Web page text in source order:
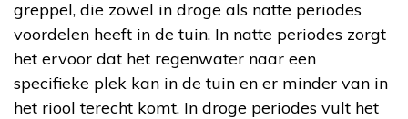
greppel, die zowel in droge als natte periodes
voordelen heeft in de tuin. In natte periodes zorgt
het ervoor dat het regenwater naar een
specifieke plek kan in de tuin en er minder van in
het riool terecht komt. In droge periodes vult het